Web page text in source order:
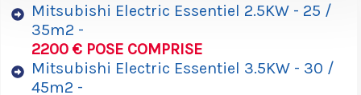
Mitsubishi Electric Essentiel 2.5KW - 25 /
35m2 -
2200 € POSE COMPRISE
Mitsubishi Electric Essentiel 3.5KW - 30 /
45m2 -